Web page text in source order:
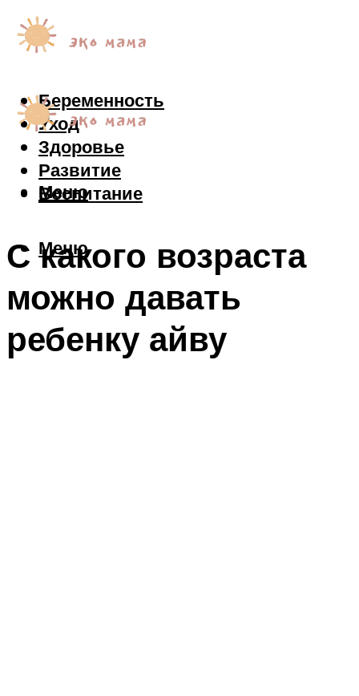
Беременность
Уход
Здоровье
Развитие
Воспитание
Меню
Меню
С какого возраста
можно давать
ребенку айву